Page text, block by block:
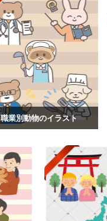
職業別動物のイラスト